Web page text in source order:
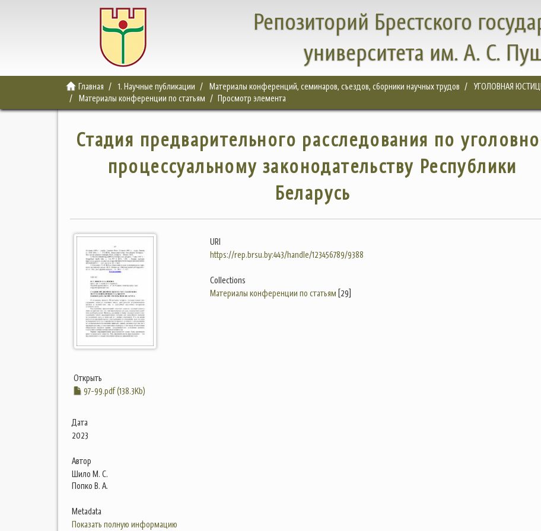
Репозиторий Брестского
университета им. А. С.
Главная 1. Научные публикации Материалы конференций, семинаров, съездов, сборники научных трудов
УГОЛОВНАЯ
Материалы конференции по статьям
Просмотр элемента
Стадия предварительного расследования по
процессуальному законодательству Республики
Беларусь
Открыть
97-99.pdf (138.3Kb)
Дата
2023
Автор
Шило М. С.
Попко В. А.
Metadata
Показать полную информацию
URI
https://rep.brsu.by:443/handle/123456789/9388
Collections
Материалы конференции по статьям [29]